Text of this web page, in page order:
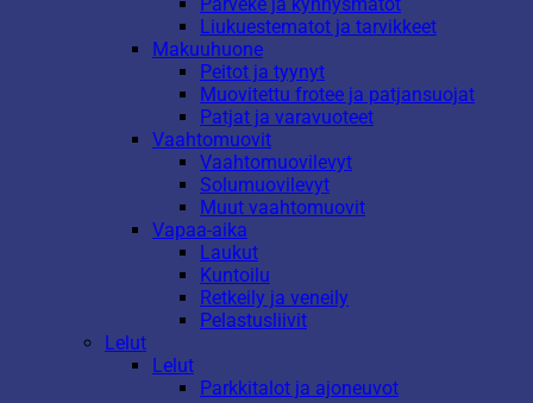
Liukuestematot ja tarvikkeet
Makuuhuone
Peitot ja tyynyt
Muovitettu frotee ja patjansuojat
Patjat ja varavuoteet
Vaahtomuovit
Vaahtomuovilevyt
Solumuovilevyt
Muut vaahtomuovit
Vapaa-aika
Laukut
Kuntoilu
Retkeily ja veneily
Pelastusliivit
Lelut
Lelut
Parkkitalot ja ajoneuvot